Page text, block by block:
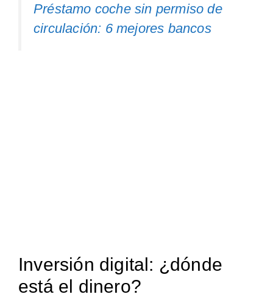
Préstamo coche sin permiso de
circulación: 6 mejores bancos
Inversión digital: ¿dónde
está el dinero?